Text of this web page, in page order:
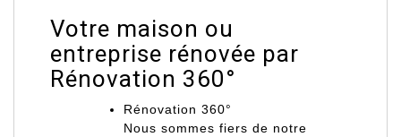
Votre maison ou
entreprise rénovée par
Rénovation 360°
Rénovation 360°
Nous sommes fiers de notre